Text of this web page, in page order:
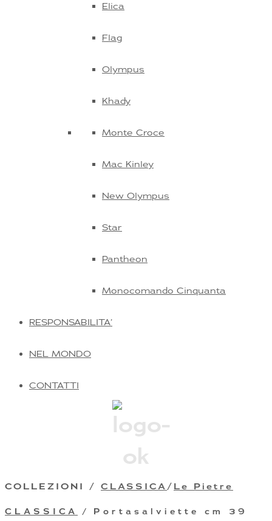
Elica
Flag
Olympus
Khady
Monte Croce
Mac Kinley
New Olympus
Star
Pantheon
Monocomando Cinquanta
RESPONSABILITA’
NEL MONDO
CONTATTI
COLLEZIONI / CLASSICA / Le Pietre
CLASSICA / Portasalviette cm 39